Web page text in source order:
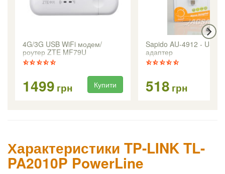
4G/3G USB WiFi модем/
роутер ZTE MF79U
1499 грн Купити
Sapido AU-4912 - USB
адаптер
518 грн
Характеристики TP-LINK TL-
PA2010P PowerLine